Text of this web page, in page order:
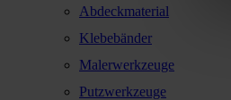
Abdeckmaterial
Klebebänder
Malerwerkzeuge
Putzwerkzeuge